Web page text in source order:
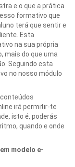
e o que a prática
formativo que
terá que sentir e
Esta
na sua própria
mais do que uma
Seguindo esta
no nosso módulo
conteúdos
irá permitir-te
isto é, poderás
quando e onde
modelo e-